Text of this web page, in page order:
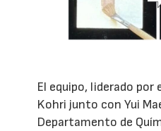
El equipo, liderado
Kohri junto con Yui
Departamento de